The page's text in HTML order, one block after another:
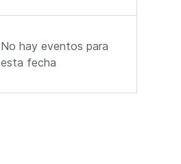
No hay eventos para
esta fecha